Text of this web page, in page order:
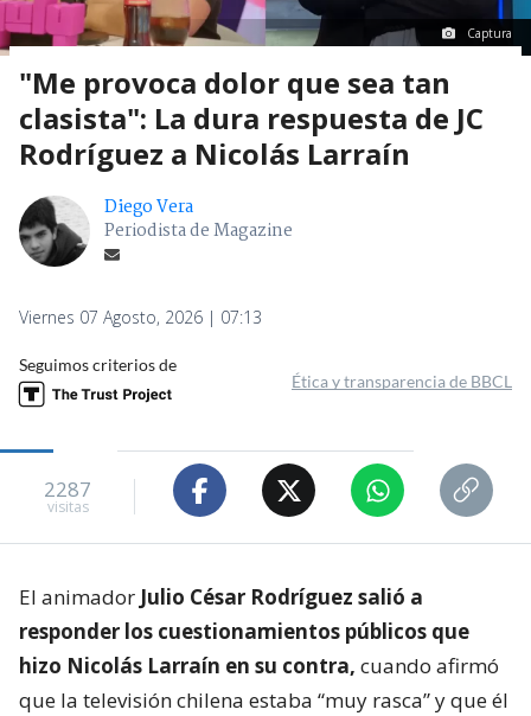
Captura
"Me provoca dolor que sea tan
clasista": La dura respuesta de JC
Rodríguez a Nicolás Larraín
Diego Vera
Periodista de Magazine
Viernes 07 Agosto, 2026 | 07:13
Seguimos criterios de
Ética y transparencia de BBCL
2287
visitas
El animador Julio César Rodríguez salió a
responder los cuestionamientos públicos que
hizo Nicolás Larraín en su contra, cuando afirmó
que la televisión chilena estaba “muy rasca” y que él